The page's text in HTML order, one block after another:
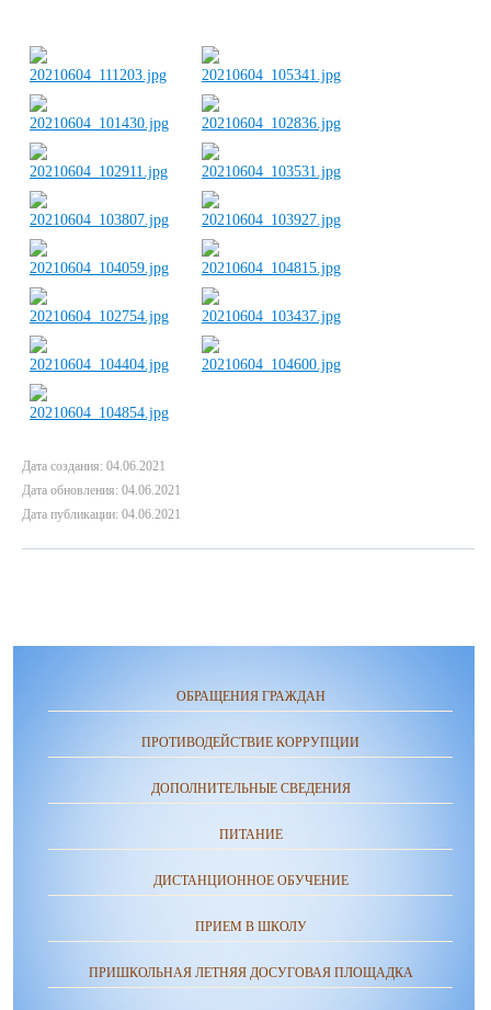
Дата создания: 04.06.2021
Дата обновления: 04.06.2021
Дата публикации: 04.06.2021
ОБРАЩЕНИЯ ГРАЖДАН
ПРОТИВОДЕЙСТВИЕ КОРРУПЦИИ
ДОПОЛНИТЕЛЬНЫЕ СВЕДЕНИЯ
ПИТАНИЕ
ДИСТАНЦИОННОЕ ОБУЧЕНИЕ
ПРИЕМ В ШКОЛУ
ПРИШКОЛЬНАЯ ЛЕТНЯЯ ДОСУГОВАЯ ПЛОЩАДКА